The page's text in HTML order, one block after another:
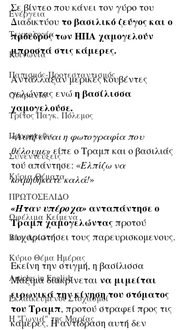
Ενέργεια
Τεχνολογία
Κοινωνία
Παπισμός-Προτεσταντισμός
Ουκρανία
Τρίτος Παγκ. Πόλεμος
Προφητείες
Συνεντεύξεις
Κύρια Θέματα
ΠΡΩΤΟΣΕΛΙΔΟ
Ωφέλιμα Κείμενα
Βίοι Αγίων
Κύριο Θέμα Ημέρας
Articles in English
Εκλαϊκευμένοι Στοχασμοί
Η "Γωνιά" της Μαρίας
Σε βίντεο που κάνει τον γύρο του
Διαδικτύου το βασιλικό ζεύγος και ο
πρόεδρος των ΗΠΑ χαμογελούν
μπροστά στις κάμερες.
Αντάλλαξαν μερικές κουβέντες
γελώντας ενώ η βασίλισσα
χαμογελούσε.
«Αυτή είναι η φωτογραφία που
θέλουμε» είπε ο Τραμπ και ο βασιλιάς
τού απάντησε: «Ελπίζω να
κοιμηθήκατε καλά!»
«Ήταν υπέροχα» ανταπάντησε ο
Τραμπ χαμογελώντας προτού
ευχαριστήσει τους παρευρισκομενους.
Εκείνη την στιγμή, η βασίλισσα
Μάξιμα διακρίνεται να μιμείται
ειρωνικά την κίνηση του στόματος
του Τραμπ, προτού στραφεί προς τις
κάμερες. Η αντίδραση αυτή δεν